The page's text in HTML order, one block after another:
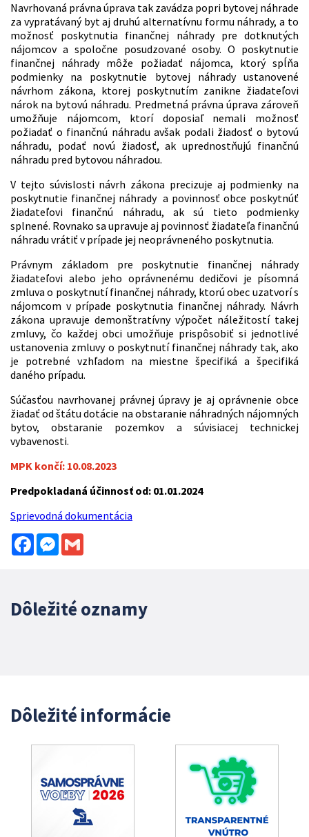
Navrhovaná právna úprava tak zavádza popri bytovej náhrade
za vypratávaný byt aj druhú alternatívnu formu náhrady, a to
možnosť poskytnutia finančnej náhrady pre dotknutých
nájomcov a spoločne posudzované osoby. O poskytnutie
finančnej náhrady môže požiadať nájomca, ktorý spĺňa
podmienky na poskytnutie bytovej náhrady ustanovené
návrhom zákona, ktorej poskytnutím zanikne žiadateľovi
nárok na bytovú náhradu. Predmetná právna úprava zároveň
umožňuje nájomcom, ktorí doposiaľ nemali možnosť
požiadať o finančnú náhradu avšak podali žiadosť o bytovú
náhradu, podať novú žiadosť, ak uprednostňujú finančnú
náhradu pred bytovou náhradou.
V tejto súvislosti návrh zákona precizuje aj podmienky na
poskytnutie finančnej náhrady a povinnosť obce poskytnúť
žiadateľovi finančnú náhradu, ak sú tieto podmienky
splnené. Rovnako sa upravuje aj povinnosť žiadateľa finančnú
náhradu vrátiť v prípade jej neoprávneného poskytnutia.
Právnym základom pre poskytnutie finančnej náhrady
žiadateľovi alebo jeho oprávnenému dedičovi je písomná
zmluva o poskytnutí finančnej náhrady, ktorú obec uzatvorí s
nájomcom v prípade poskytnutia finančnej náhrady. Návrh
zákona upravuje demonštratívny výpočet náležitostí takej
zmluvy, čo každej obci umožňuje prispôsobiť si jednotlivé
ustanovenia zmluvy o poskytnutí finančnej náhrady tak, ako
je potrebné vzhľadom na miestne špecifiká a špecifiká
daného prípadu.
Súčasťou navrhovanej právnej úpravy je aj oprávnenie obce
žiadať od štátu dotácie na obstaranie náhradných nájomných
bytov, obstaranie pozemkov a súvisiacej technickej
vybavenosti.
MPK končí: 10.08.2023
Predpokladaná účinnosť od: 01.01.2024
Sprievodná dokumentácia
FacebookMessenger
Dôležité oznamy
Dôležité informácie